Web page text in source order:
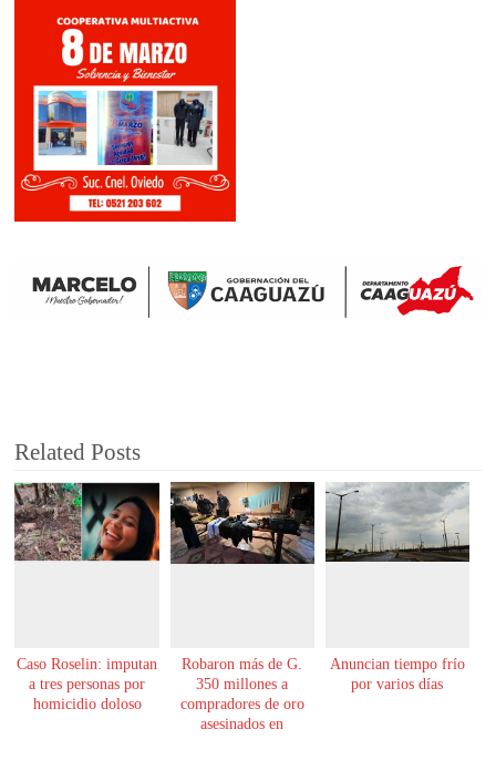
Related Posts
Caso Roselin: imputan
a tres personas por
homicidio doloso
Robaron más de G.
350 millones a
compradores de oro
asesinados en
Anuncian tiempo frío
por varios días